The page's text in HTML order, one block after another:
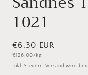
1021
Normaler
Preis
€6,30 EUR
Grundpreis
€126,00/kg
Inkl. Steuern. Versand wird